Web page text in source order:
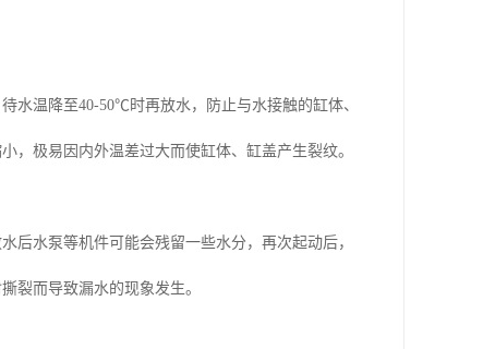
水温降至40-50℃时再放水，防止与水接触的缸体、
，极易因内外温差过大而使缸体、缸盖产生裂纹。
后水泵等机件可能会残留一些水分，再次起动后，
裂而导致漏水的现象发生。